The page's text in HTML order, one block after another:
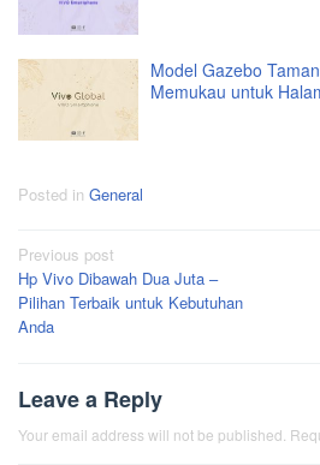
Model Gazebo
Memukau untuk
Posted in General
Post
navigation
Previous post
Hp Vivo Dibawah Dua Juta –
Pilihan Terbaik untuk Kebutuhan
Anda
Leave a Reply
Your email address will not be published.